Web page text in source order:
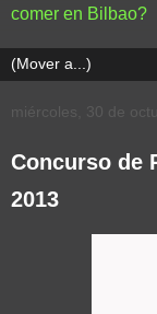
comer en Bilbao?
miércoles, 30 de
Concurso de
2013